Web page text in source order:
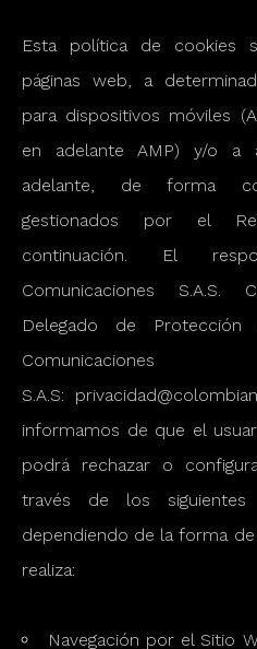
Esta política de cookies
páginas web, a
para dispositivos móviles
en adelante AMP) y/o a
adelante, de forma
gestionados por el
continuación. El
Comunicaciones S.A.S.
Delegado de
Comunicaciones
S.A.S:
informamos de que el
podrá rechazar o
través de los siguientes
dependiendo de la forma de
realiza:
Navegación por el Sitio